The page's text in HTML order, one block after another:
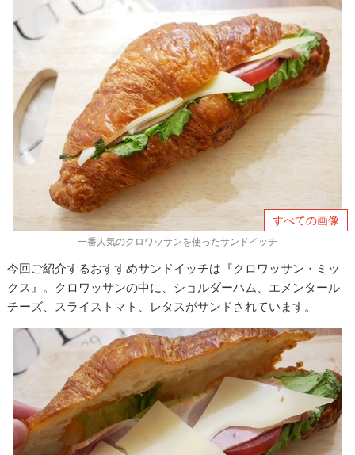
すべての画像
一番人気のクロワッサンを使ったサンドイッチ
今回ご紹介するおすすめサンドイッチは『クロワッサン・ミッ
クス』。クロワッサンの中に、ショルダーハム、エメンタール
チーズ、スライストマト、レタスがサンドされています。